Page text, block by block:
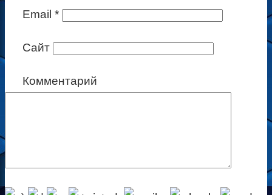
Email *
Сайт
Комментарий